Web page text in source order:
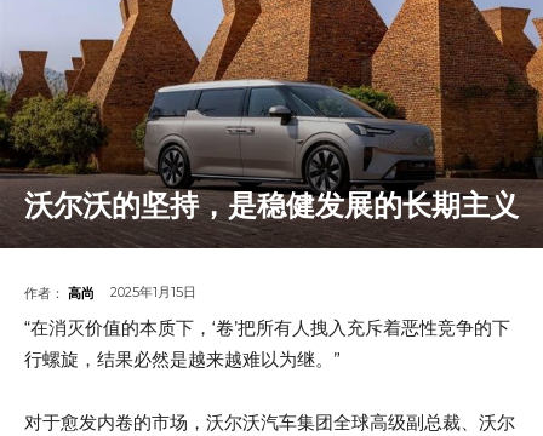
沃尔沃的坚持，是稳健发展的长期主义
作者： 高尚 2025年1月15日
“在消灭价值的本质下，‘卷’把所有人拽入充斥着恶性竞争的下
行螺旋，结果必然是越来越难以为继。”
对于愈发内卷的市场，沃尔沃汽车集团全球高级副总裁、沃尔